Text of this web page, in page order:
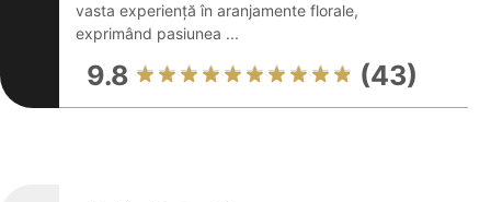
vasta experiență în aranjamente florale,
exprimând pasiunea ...
9.8 (43)